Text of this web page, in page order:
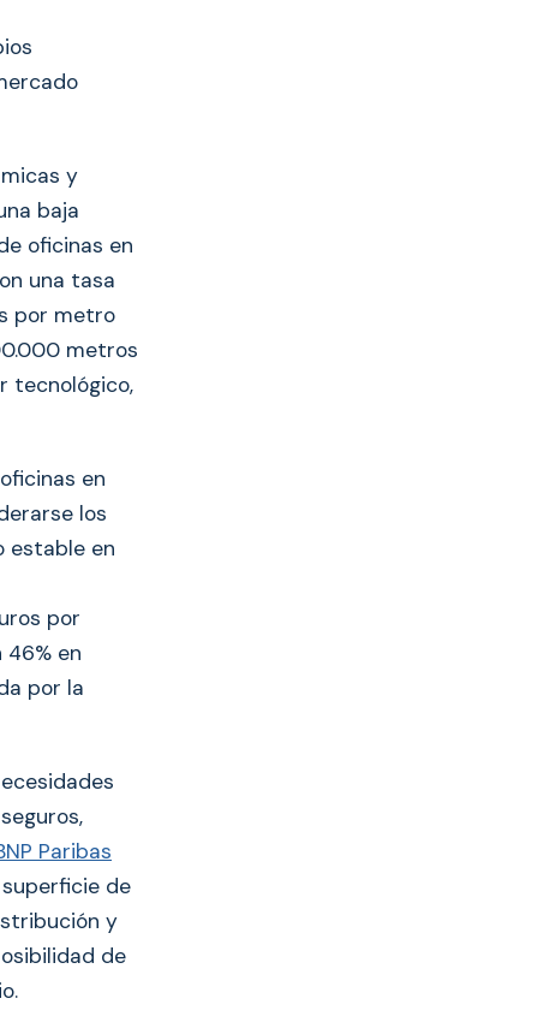
y
baja
oficinas en
una tasa
por metro
metros
tecnológico,
en
los
estable en
por
en
por la
Paribas
de
y
de